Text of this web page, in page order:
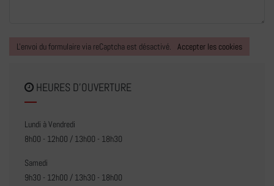
L'envoi du formulaire via reCaptcha est désactivé. Accepter les cookies
HEURES D'OUVERTURE
Lundi à Vendredi
8h00 - 12h00 / 13h00 - 18h30
Samedi
9h30 - 12h00 / 13h30 - 18h00